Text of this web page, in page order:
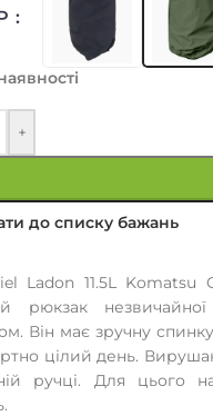
+
до списку бажань
Ladon 11.5L
рюкзак
Він має зручну
цілий день.
ручці. Для цього